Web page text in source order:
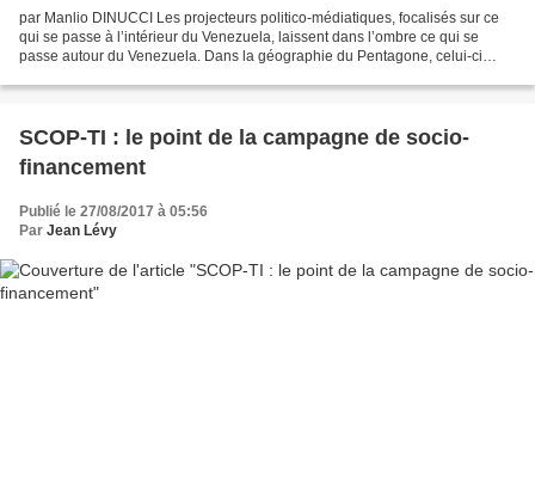
par Manlio DINUCCI Les projecteurs politico-médiatiques, focalisés sur ce
qui se passe à l’intérieur du Venezuela, laissent dans l’ombre ce qui se
passe autour du Venezuela. Dans la géographie du Pentagone, celui-ci
SCOP-TI : le point de la campagne de socio-
financement
Publié le 27/08/2017 à 05:56
Par Jean Lévy